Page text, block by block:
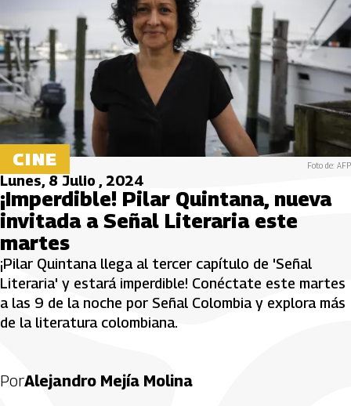
CINE Foto de: AFP
Lunes, 8 Julio , 2024
¡Imperdible! Pilar Quintana, nueva
invitada a Señal Literaria este
martes
¡Pilar Quintana llega al tercer capítulo de 'Señal
Literaria' y estará imperdible! Conéctate este martes
a las 9 de la noche por Señal Colombia y explora más
de la literatura colombiana.
PorAlejandro Mejía Molina